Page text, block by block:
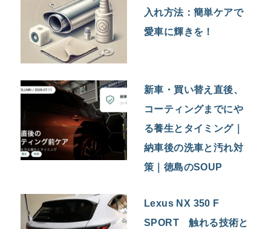
入れ方法：簡単ケアで
愛車に輝きを！
新車・買い替え直後、
コーティングまでにや
る養生とタイミング｜
納車後の洗車と汚れ対
策｜徳島のSOUP
Lexus NX 350 F
SPORT 触れる技術と